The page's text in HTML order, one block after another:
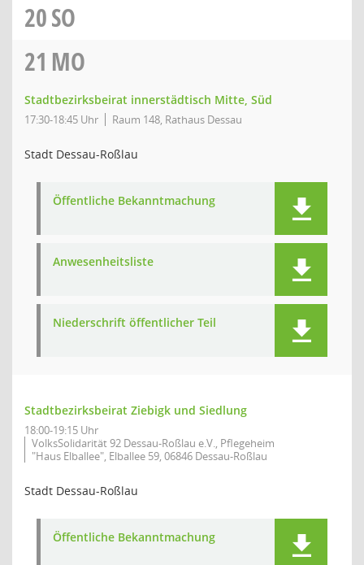
20SO
21 MO
Stadtbezirksbeirat innerstädtisch Mitte, Süd
17:30-18:45 Uhr Raum 148, Rathaus Dessau
Stadt Dessau-Roßlau
Öffentliche Bekanntmachung
Anwesenheitsliste
Niederschrift öffentlicher Teil
Stadtbezirksbeirat Ziebigk und Siedlung
18:00-19:15 Uhr
VolksSolidarität 92 Dessau-Roßlau e.V., Pflegeheim
"Haus Elballee", Elballee 59, 06846 Dessau-Roßlau
Stadt Dessau-Roßlau
Öffentliche Bekanntmachung